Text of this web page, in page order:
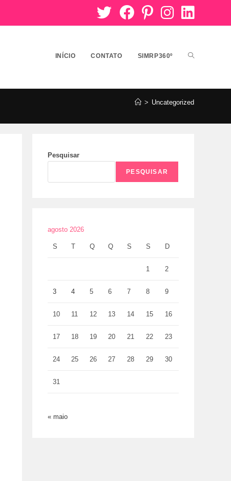
INÍCIO CONTATO SIMRP360º
> Uncategorized
Pesquisar
PESQUISAR
agosto 2026
S T Q Q S S D
1 2
3 4 5 6 7 8 9
10 11 12 13 14 15 16
17 18 19 20 21 22 23
24 25 26 27 28 29 30
31
« maio